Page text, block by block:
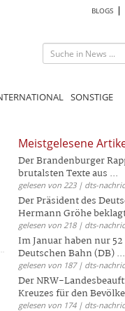
BLOGS
SONSTIGE
Meistgelesene
Der Brandenburger
brutalsten Texte aus ...
gelesen von 223 | dts-
Der Präsident des
Hermann Gröhe
gelesen von 218 | dts-
Im Januar haben nur
Deutschen Bahn (DB) ...
gelesen von 187 | dts-
Der NRW-
Kreuzes für den
gelesen von 174 | dts-